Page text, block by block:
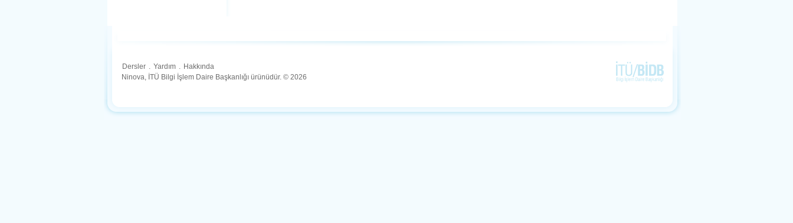
Dersler . Yardım . Hakkında
Ninova, İTÜ Bilgi İşlem Daire Başkanlığı ürünüdür. © 2026